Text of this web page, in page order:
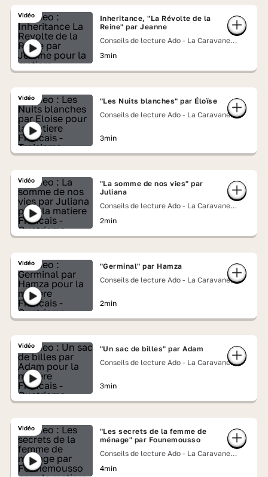
Vidéo
Inheritance, "La Révolte de la
Reine" par Jeanne
Conseils de lecture Ado - La Caravane
3min
Vidéo
"Les Nuits blanches" par Éloïse
Conseils de lecture Ado - La Caravane
3min
Vidéo
"La somme de nos vies" par
Juliana
Conseils de lecture Ado - La Caravane
2min
Vidéo
"Germinal" par Hamza
Conseils de lecture Ado - La Caravane
2min
Vidéo
"Un sac de billes" par Adam
Conseils de lecture Ado - La Caravane
3min
Vidéo
"Les secrets de la femme de
ménage" par Founemousso
Conseils de lecture Ado - La Caravane
4min